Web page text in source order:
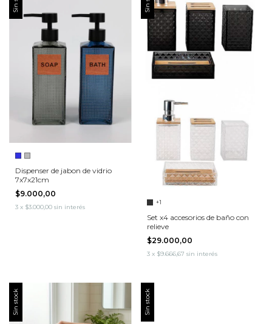
Dispenser de jabon de vidrio
7x7x21cm
$9.000,00
3 x $3.000,00 sin interés
+1
Set x4 accesorios de baño con
relieve
$29.000,00
3 x $9.666,67 sin interés
Sin stock Sin stock